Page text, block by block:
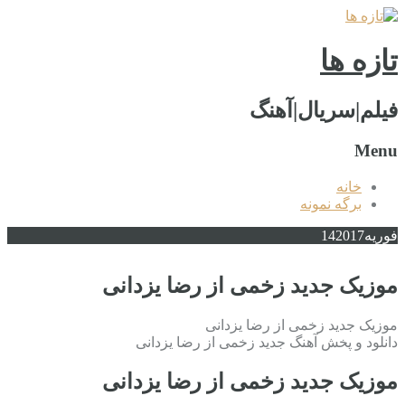
تازه ها
فیلم|سریال|آهنگ
Menu
خانه
برگه نمونه
فوریه 142017
موزیک جدید زخمی از رضا یزدانی
موزیک جدید زخمی از رضا یزدانی
دانلود و پخش آهنگ جدید زخمی از رضا یزدانی
موزیک جدید زخمی از رضا یزدانی